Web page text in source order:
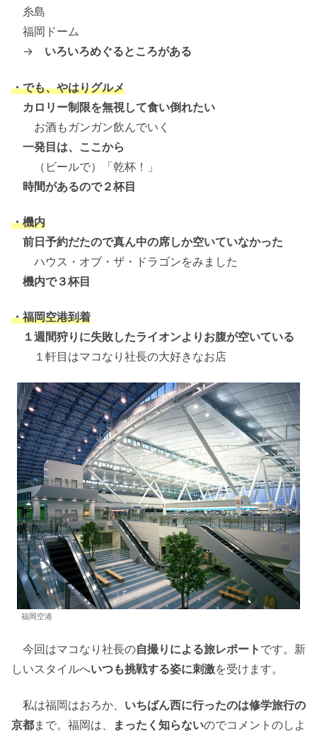
糸島
福岡ドーム
→ いろいろめぐるところがある
・でも、やはりグルメ
カロリー制限を無視して食い倒れたい
お酒もガンガン飲んでいく
一発目は、ここから
（ビールで）「乾杯！」
時間があるので２杯目
・機内
前日予約だたので真ん中の席しか空いていなかった
ハウス・オブ・ザ・ドラゴンをみました
機内で３杯目
・福岡空港到着
１週間狩りに失敗したライオンよりお腹が空いている
１軒目はマコなり社長の大好きなお店
福岡空港
今回はマコなり社長の自撮りによる旅レポート です。新
しいスタイルへいつも挑戦する姿に刺激を受けます。
私は福岡はおろか、 いちばん西に行ったのは修学旅行の
京都まで。福岡は、 まったく知らないのでコメントのしよ